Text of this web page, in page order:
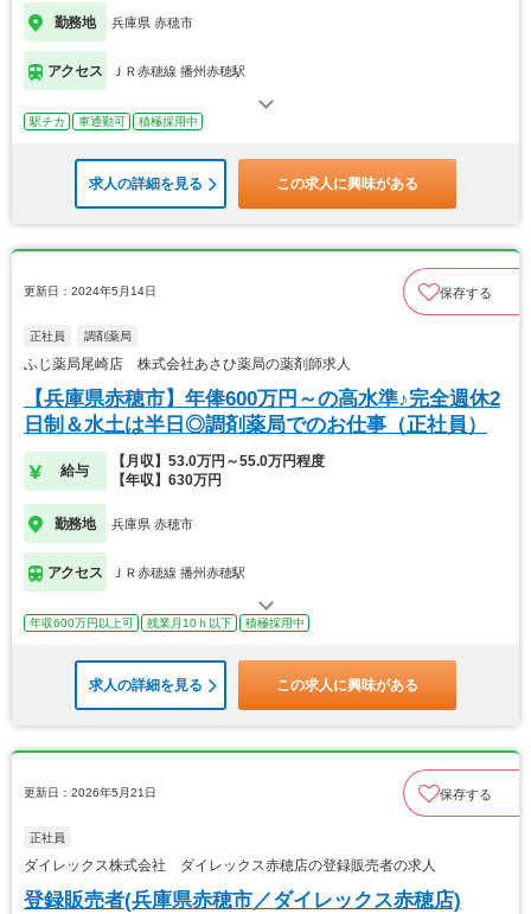
勤務地 兵庫県 赤穂市
アクセス ＪＲ赤穂線 播州赤穂駅
駅チカ 車通勤可 積極採用中
求人の詳細を見る この求人に興味がある
更新日：2024年5月14日 保存する
正社員 調剤薬局
ふじ薬局尾崎店 株式会社あさひ薬局の薬剤師求人
【兵庫県赤穂市】年俸600万円～の高水準♪完全週休2
日制＆水土は半日◎調剤薬局でのお仕事（正社員）
給与
【月収】53.0万円～55.0万円程度
【年収】630万円
勤務地 兵庫県 赤穂市
アクセス ＪＲ赤穂線 播州赤穂駅
年収600万円以上可 残業月10ｈ以下 積極採用中
求人の詳細を見る この求人に興味がある
更新日：2026年5月21日 保存する
正社員
ダイレックス株式会社 ダイレックス赤穂店の登録販売者の求人
登録販売者(兵庫県赤穂市／ダイレックス赤穂店)